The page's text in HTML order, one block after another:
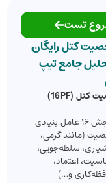
کتل رایگان
جامع تیپ
تست شخصیت کتل (16PF)
سنجش ۱۶ عامل بنیادی
(مانند گرمی،
سلطه‌جویی،
اعتماد،
و…)
تست